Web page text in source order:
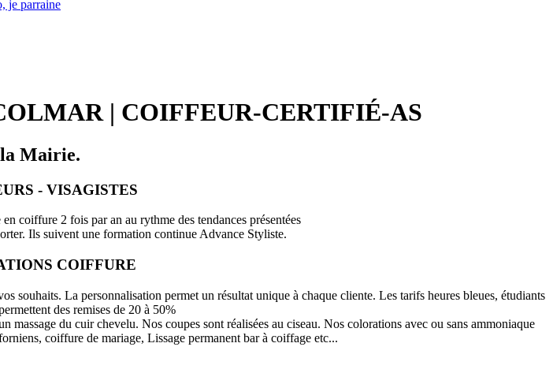
je parraine
| COIFFEUR-CERTIFIÉ-AS
la Mairie.
- VISAGISTES
coiffure 2 fois par an au rythme des tendances présentées
Ils suivent une formation continue Advance Styliste.
COIFFURE
souhaits. La personnalisation permet un résultat unique à chaque cliente. Les tarifs heures bleues, étudiants
des remises de 20 à 50%
massage du cuir chevelu. Nos coupes sont réalisées au ciseau. Nos colorations avec ou sans ammoniaque
coiffure de mariage, Lissage permanent bar à coiffage etc...